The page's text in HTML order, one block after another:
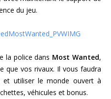
du jeu.
la police dans Most Wanted,
que vos rivaux. Il vous faudra
et utiliser le monde ouvert à
véhicules et bonus.